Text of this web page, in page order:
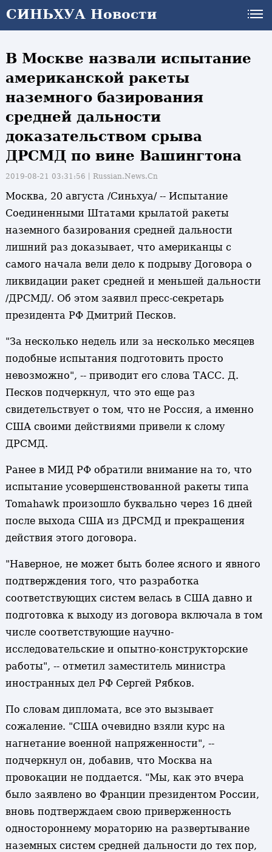
СИНЬХУА Новости
В Москве назвали испытание
американской ракеты
наземного базирования
средней дальности
доказательством срыва
ДРСМД по вине Вашингтона
2019-08-21 03:31:56丨 Russian.News.Cn
Москва, 20 августа /Синьхуа/ -- Испытание
Соединенными Штатами крылатой ракеты
наземного базирования средней дальности
лишний раз доказывает, что американцы с
самого начала вели дело к подрыву Договора о
ликвидации ракет средней и меньшей дальности
/ДРСМД/. Об этом заявил пресс-секретарь
президента РФ Дмитрий Песков.
"За несколько недель или за несколько месяцев
подобные испытания подготовить просто
невозможно", -- приводит его слова ТАСС. Д.
Песков подчеркнул, что это еще раз
свидетельствует о том, что не Россия, а именно
США своими действиями привели к слому
ДРСМД.
Ранее в МИД РФ обратили внимание на то, что
испытание усовершенствованной ракеты типа
Tomahawk произошло буквально через 16 дней
после выхода США из ДРСМД и прекращения
действия этого договора.
"Наверное, не может быть более ясного и явного
подтверждения того, что разработка
соответствующих систем велась в США давно и
подготовка к выходу из договора включала в том
числе соответствующие научно-
исследовательские и опытно-конструкторские
работы", -- отметил заместитель министра
иностранных дел РФ Сергей Рябков.
По словам дипломата, все это вызывает
сожаление. "США очевидно взяли курс на
нагнетание военной напряженности", --
подчеркнул он, добавив, что Москва на
провокации не поддается. "Мы, как это вчера
было заявлено во Франции президентом России,
вновь подтверждаем свою приверженность
одностороннему мораторию на развертывание
наземных систем средней дальности до тех пор,